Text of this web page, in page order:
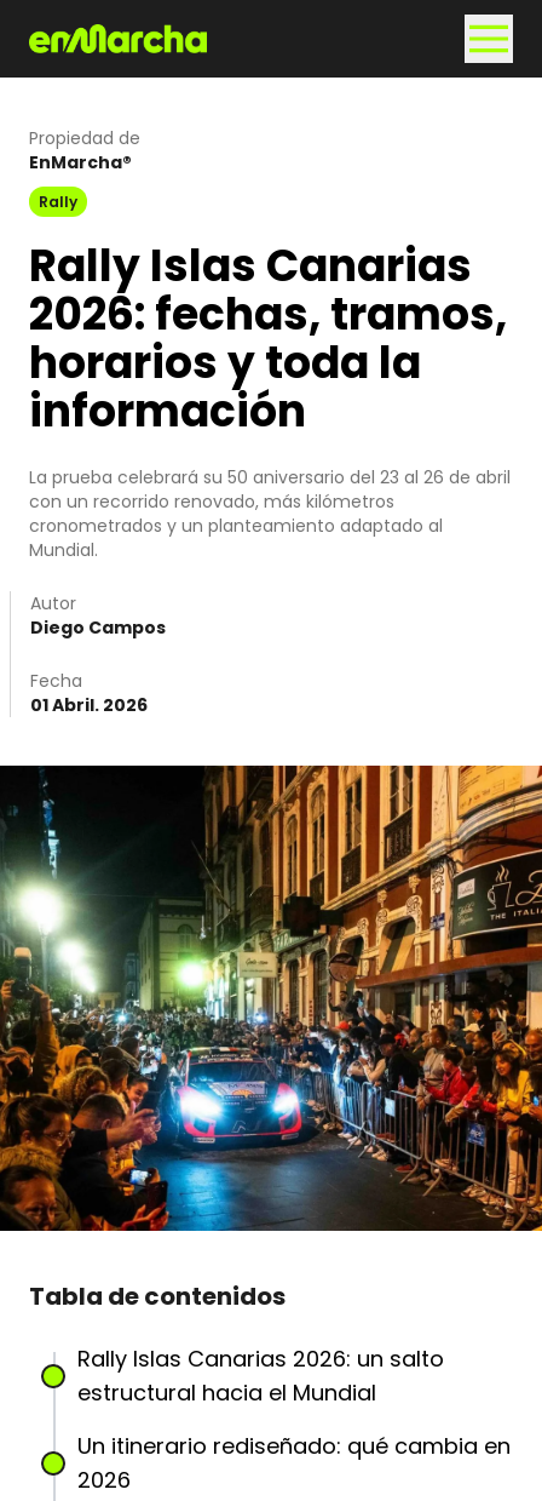
Propiedad de
EnMarcha®
Rally
Rally Islas Canarias
2026: fechas, tramos,
horarios y toda la
información
La prueba celebrará su 50 aniversario del 23 al 26 de abril
con un recorrido renovado, más kilómetros
cronometrados y un planteamiento adaptado al
Mundial.
Autor
Diego Campos
Fecha
01 Abril. 2026
Tabla de contenidos
Rally Islas Canarias 2026: un salto
estructural hacia el Mundial
Un itinerario rediseñado: qué cambia en
2026